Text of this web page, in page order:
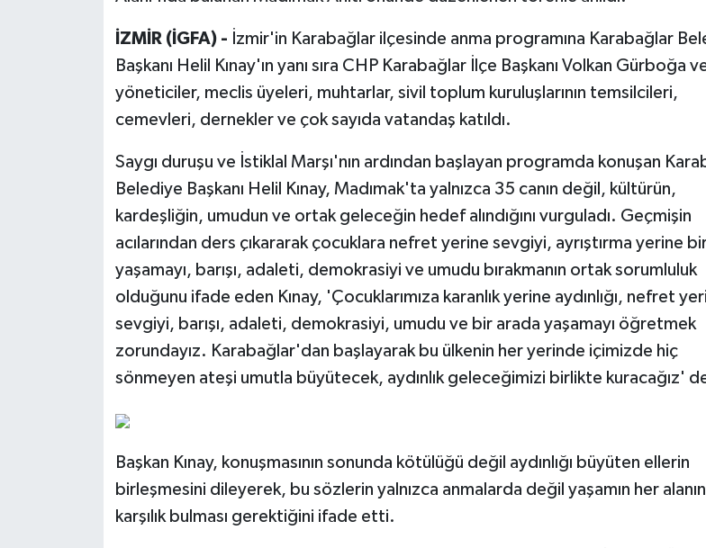
İZMİR (İGFA) - İzmir'in Karabağlar ilçesinde anma programına Karabağlar
Başkanı Helil Kınay'ın yanı sıra CHP Karabağlar İlçe Başkanı Volkan Gürboğa
yöneticiler, meclis üyeleri, muhtarlar, sivil toplum kuruluşlarının temsilcileri,
cemevleri, dernekler ve çok sayıda vatandaş katıldı.
Saygı duruşu ve İstiklal Marşı'nın ardından başlayan programda konuşan
Belediye Başkanı Helil Kınay, Madımak'ta yalnızca 35 canın değil, kültürün,
kardeşliğin, umudun ve ortak geleceğin hedef alındığını vurguladı. Geçmişin
acılarından ders çıkararak çocuklara nefret yerine sevgiyi, ayrıştırma yerine
yaşamayı, barışı, adaleti, demokrasiyi ve umudu bırakmanın ortak sorumluluk
olduğunu ifade eden Kınay, 'Çocuklarımıza karanlık yerine aydınlığı, nefret
sevgiyi, barışı, adaleti, demokrasiyi, umudu ve bir arada yaşamayı öğretmek
zorundayız. Karabağlar'dan başlayarak bu ülkenin her yerinde içimizde hiç
sönmeyen ateşi umutla büyütecek, aydınlık geleceğimizi birlikte kuracağız'
Başkan Kınay, konuşmasının sonunda kötülüğü değil aydınlığı büyüten ellerin
birleşmesini dileyerek, bu sözlerin yalnızca anmalarda değil yaşamın her
karşılık bulması gerektiğini ifade etti.